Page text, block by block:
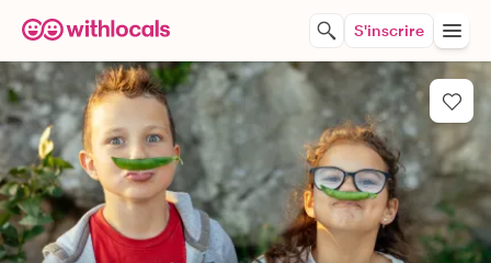
S'inscrire